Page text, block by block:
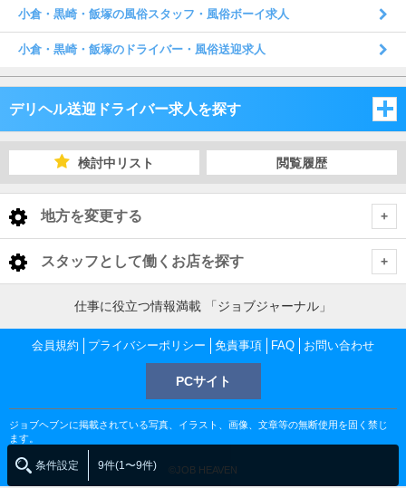
条件設定 9件(1〜9件)
小倉・黒崎・飯塚の風俗スタッフ・風俗ボーイ求人
小倉・黒崎・飯塚のドライバー・風俗送迎求人
デリヘル送迎ドライバー求人を探す
福岡県
福岡市 デリヘル送迎ドライバー
福岡 デリヘル送迎ドライバー
中洲 デリヘル送迎ドライバー
北九州
北九州 デリヘル送迎ドライバー
小倉・黒崎・飯塚 デリヘル送迎ドライバー
久留米 デリヘル送迎ドライバー
久留米市 デリヘル送迎ドライバー
柳川・大牟田
柳川・大牟田 デリヘル送迎ドライバー
佐賀市
佐賀市 デリヘル送迎ドライバー
佐賀市 デリヘル送迎ドライバー
嬉野・武雄・小城 デリヘル送迎ドライバー
嬉野市 デリヘル送迎ドライバー
長崎県 デリヘル送迎ドライバー
長崎市 デリヘル送迎ドライバー
長崎市 デリヘル送迎ドライバー
佐世保市
佐世保市 デリヘル送迎ドライバー
大分県 デリヘル送迎ドライバー
大分市
大分市 デリヘル送迎ドライバー
別府市
熊本県 デリヘル送迎ドライバー
熊本市
鹿児島県
鹿児島県 デリヘル送迎ドライバー
検討中リスト 閲覧履歴
地方を変更する
< 全国トップ
北海道 男性高収入
東北 男性高収入
南関東 男性高収入
甲信越 男性高収入
北関東 男性高収入
東京 男性高収入
スタッフとして働くお店を探す
福岡県
福岡 男性高収入
久留米 男性高収入
北九州 男性高収入
春吉 男性高収入
佐賀県
熊本県
熊本 男性高収入
仕事に役立つ情報満載 「ジョブジャーナル」
会員規約 プライバシーポリシー 免責事項 FAQ お問い合わせ
PCサイト
ジョブヘブンに掲載されている写真、イラスト、画像、文章等の無断使用を固く禁じ
ます。
©JOB HEAVEN